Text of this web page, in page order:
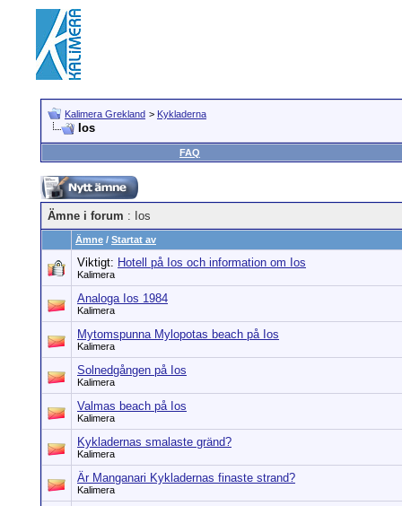
Kalimera Grekland > Kykladerna
Ios
FAQ
Ämne i forum : Ios
Ämne / Startat av
Viktigt: Hotell på Ios och information om Ios
Kalimera
Analoga Ios 1984
Kalimera
Mytomspunna Mylopotas beach på Ios
Kalimera
Solnedgången på Ios
Kalimera
Valmas beach på Ios
Kalimera
Kykladernas smalaste gränd?
Kalimera
Är Manganari Kykladernas finaste strand?
Kalimera